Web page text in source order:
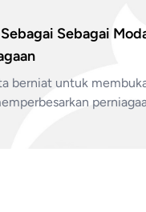
Sebagai
berniat untuk